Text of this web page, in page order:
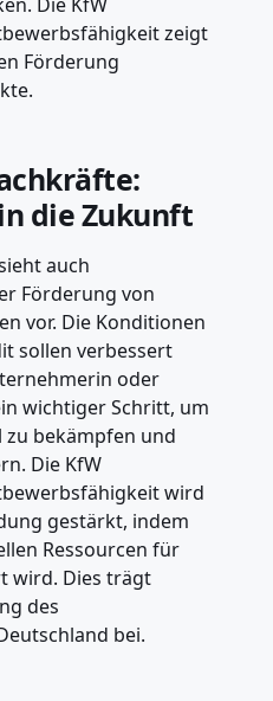
zeigt
Förderung
die Zukunft
auch
Förderung von
vor. Die Konditionen
sollen verbessert
oder
wichtiger Schritt, um
bekämpfen und
Die KfW
wird
gestärkt, indem
Ressourcen für
wird. Dies trägt
des
bei.